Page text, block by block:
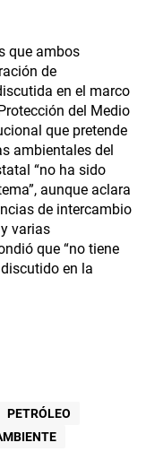
que ambos
de
en el marco
del Medio
que pretende
ambientales del
“no ha sido
aunque aclara
de intercambio
varias
que “no tiene
en la
PETRÓLEO